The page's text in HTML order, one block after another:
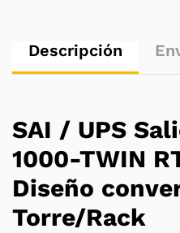
Descripción
SAI / UPS
1000-TWIN
Diseño
Torre/Rack